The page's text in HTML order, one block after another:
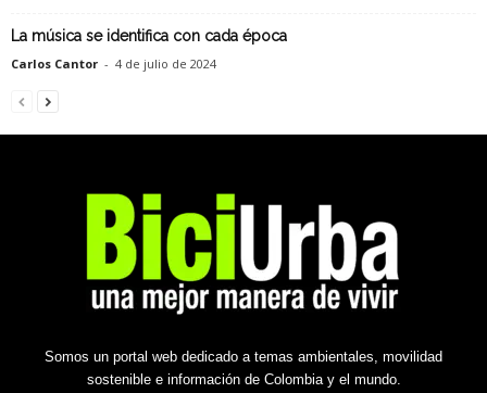
La música se identifica con cada época
Carlos Cantor - 4 de julio de 2024
Somos un portal web dedicado a temas ambientales, movilidad
sostenible e información de Colombia y el mundo.